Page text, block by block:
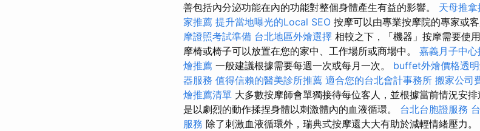
善包括內分泌功能在內的功能對整個身體產生有益的影響。 天母推
家推薦 提升當地曝光的Local SEO 按摩可以由專業按摩院的專家或
摩證照考試準備 台北地區外燴選擇 相較之下，「機器」按摩需要使
摩椅或椅子可以放置在您的家中、工作場所或商場中。 嘉義月子中心
燴推薦 一般建議根據需要每週一次或每月一次。 buffet外燴價格透
器服務 值得信賴的醫美診所推薦 適合您的台北會計事務所 搬家公司
燴推薦清單 大多數按摩師會單獨接待每位客人，並根據當前情況安
是以劇烈的動作揉捏身體以刺激體內的血液循環。 台北台胞證服務
服務 除了刺激血液循環外，瑞典式按摩還大大有助於減輕情緒壓力。